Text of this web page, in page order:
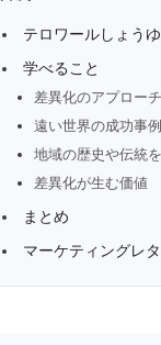
テロワールしょうゆ
学べること
差異化のアプロー
遠い世界の成功事
地域の歴史や伝統
差異化が生む価値
まとめ
マーケティングレ